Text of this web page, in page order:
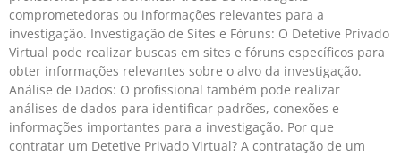
comprometedoras ou informações relevantes para a
investigação. Investigação de Sites e Fóruns: O Detetive Privado
Virtual pode realizar buscas em sites e fóruns específicos para
obter informações relevantes sobre o alvo da investigação.
Análise de Dados: O profissional também pode realizar
análises de dados para identificar padrões, conexões e
informações importantes para a investigação. Por que
contratar um Detetive Privado Virtual? A contratação de um